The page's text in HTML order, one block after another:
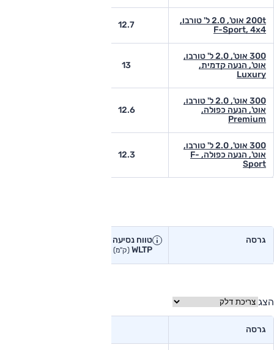
200t אוט', 2.0 ל' טורבו,
F-Sport, 4x4
12.7
300 אוט', 2.0 ל' טורבו,
אוט', הנעה קדמית,
Luxury
13
300 אוט', 2.0 ל' טורבו,
אוט', הנעה כפולה,
Premium
12.6
300 אוט', 2.0 ל' טורבו,
אוט', הנעה כפולה, F-
Sport
12.3
גרסה
טווח נסיעה יצרן
WLTP(ק"מ)
הצג
גרסה